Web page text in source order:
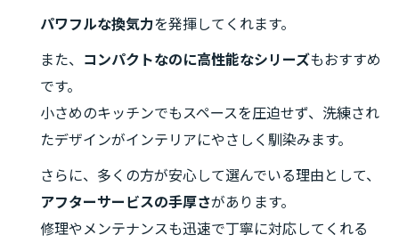
パワフルな換気力を発揮してくれます。
また、 コンパクトなのに高性能なシリーズもおすすめ
です。
小さめのキッチンでもスペースを圧迫せず、洗練され
たデザインがインテリアにやさしく馴染みます。
さらに、多くの方が安心して選んでいる理由として、
アフターサービスの手厚さがあります。
修理やメンテナンスも迅速で丁寧に対応してくれる